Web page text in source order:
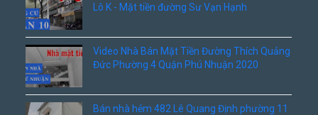
Lô K - Mặt tiền đường Sư Vạn Hạnh
Video Nhà Bán Mặt Tiền Đường Thích Quảng
Đức Phường 4 Quận Phú Nhuận 2020
Bán nhà hẻm 482 Lê Quang Định phường 11